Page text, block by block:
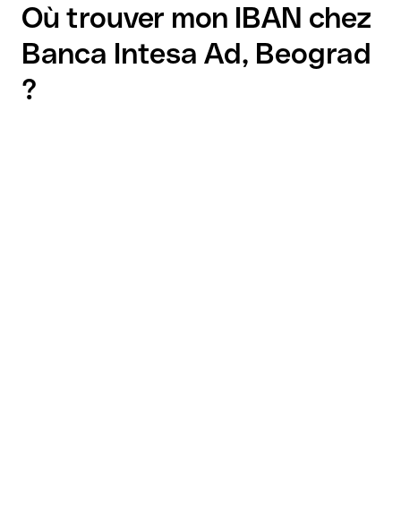
Où trouver mon IBAN chez
Banca Intesa Ad, Beograd
?